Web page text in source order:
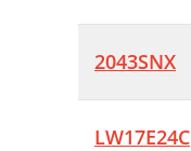
2043SNX
LW17E24C